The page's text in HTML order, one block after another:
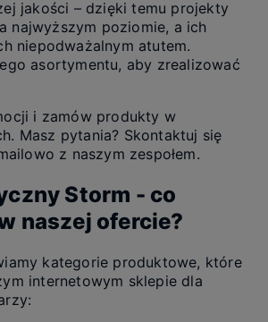
jakości – dzięki temu projekty
najwyższym poziomie, a ich
niepodważalnym atutem.
asortymentu, aby zrealizować
i zamów produkty w
Masz pytania? Skontaktuj się
z naszym zespołem.
Storm - co
naszej ofercie?
kategorie produktowe, które
internetowym sklepie dla